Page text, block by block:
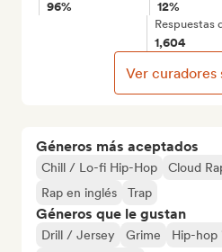
Géneros más aceptados
Chill / Lo-fi Hip-Hop Cloud
Rap en inglés
Trap
Géneros que le gustan
Drill / Jersey Grime
Hip-hop
96% 12%
Respuestas
1,604
Ver curadores